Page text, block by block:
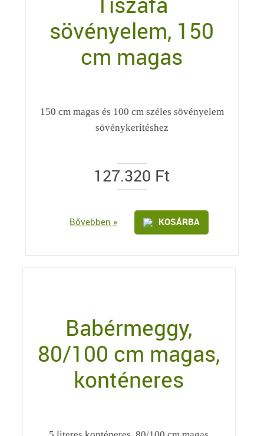
sövényelem, 150
cm magas
150 cm magas és 100 cm széles sövényelem
sövénykerítéshez
127.320 Ft
Bővebben » KOSÁRBA
Babérmeggy,
80/100 cm magas,
konténeres